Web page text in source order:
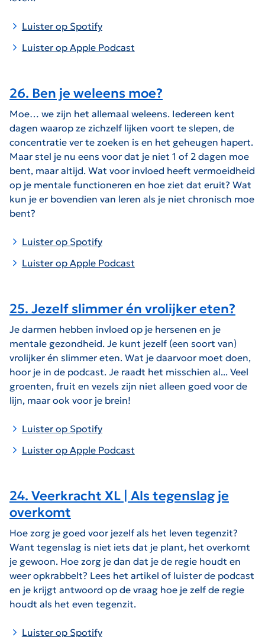
Luister op Spotify
Luister op Apple Podcast
26. Ben je weleens moe?
Moe… we zijn het allemaal weleens. Iedereen kent
dagen waarop ze zichzelf lijken voort te slepen, de
concentratie ver te zoeken is en het geheugen hapert.
Maar stel je nu eens voor dat je niet 1 of 2 dagen moe
bent, maar altijd. Wat voor invloed heeft vermoeidheid
op je mentale functioneren en hoe ziet dat eruit? Wat
kun je er bovendien van leren als je niet chronisch moe
bent?
Luister op Spotify
Luister op Apple Podcast
25. Jezelf slimmer én vrolijker eten?
Je darmen hebben invloed op je hersenen en je
mentale gezondheid. Je kunt jezelf (een soort van)
vrolijker én slimmer eten. Wat je daarvoor moet doen,
hoor je in de podcast. Je raadt het misschien al... Veel
groenten, fruit en vezels zijn niet alleen goed voor de
lijn, maar ook voor je brein!
Luister op Spotify
Luister op Apple Podcast
24. Veerkracht XL | Als tegenslag je
overkomt
Hoe zorg je goed voor jezelf als het leven tegenzit?
Want tegenslag is niet iets dat je plant, het overkomt
je gewoon. Hoe zorg je dan dat je de regie houdt en
weer opkrabbelt? Lees het artikel of luister de podcast
en je krijgt antwoord op de vraag hoe je zelf de regie
houdt als het even tegenzit.
Luister op Spotify